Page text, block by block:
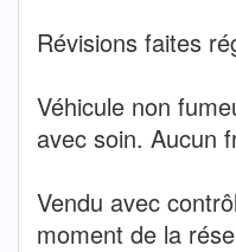
Révisions faites
Véhicule non
avec soin. Aucun
Vendu avec
moment de la